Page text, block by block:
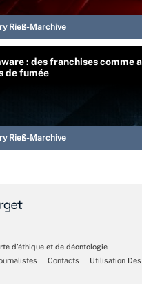
Rieß-Marchive
: des franchises comme
de fumée
Rieß-Marchive
d’éthique et de déontologie
Contacts
Utilisation